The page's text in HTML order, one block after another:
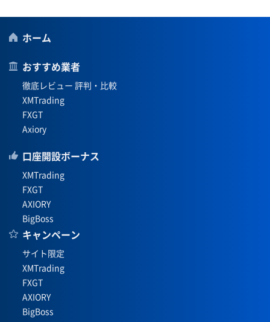
ホーム
おすすめ業者
徹底レビュー 評判・比較
XMTrading
FXGT
Axiory
口座開設ボーナス
XMTrading
FXGT
AXIORY
BigBoss
キャンペーン
サイト限定
XMTrading
FXGT
AXIORY
BigBoss